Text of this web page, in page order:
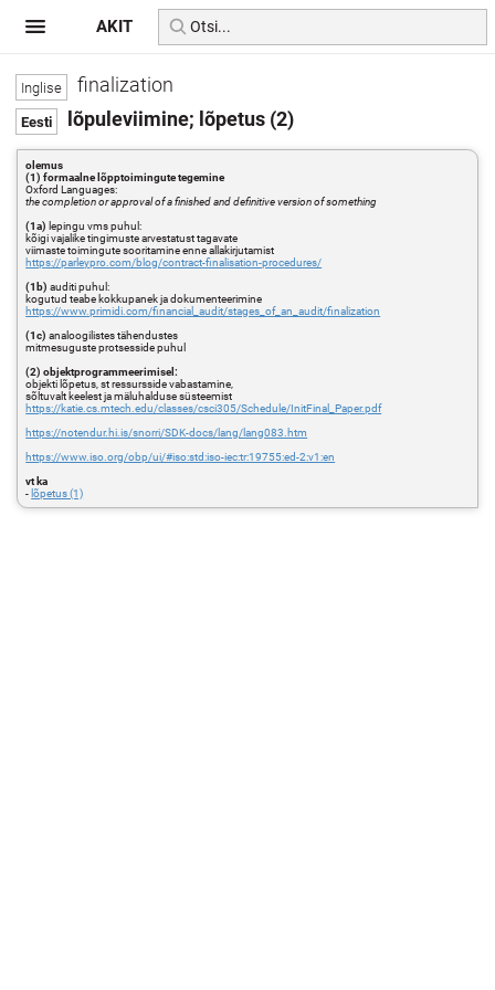
finalization
lõpuleviimine; lõpetus (2)
olemus
(1) formaalne lõpptoimingute tegemine
Oxford Languages:
the completion or approval of a finished and definitive version of something
(1a) lepingu vms puhul:
kõigi vajalike tingimuste arvestatust tagavate
viimaste toimingute sooritamine enne allakirjutamist
https://parleypro.com/blog/contract-finalisation-procedures/
(1b) auditi puhul:
kogutud teabe kokkupanek ja dokumenteerimine
https://www.primidi.com/financial_audit/stages_of_an_audit/finalization
(1c) analoogilistes tähendustes
mitmesuguste protsesside puhul
(2) objektprogrammeerimisel:
objekti lõpetus, st ressursside vabastamine,
sõltuvalt keelest ja mäluhalduse süsteemist
https://katie.cs.mtech.edu/classes/csci305/Schedule/InitFinal_Paper.pdf
https://notendur.hi.is/snorri/SDK-docs/lang/lang083.htm
https://www.iso.org/obp/ui/#iso:std:iso-iec:tr:19755:ed-2:v1:en
vt ka
- lõpetus (1)
AKIT